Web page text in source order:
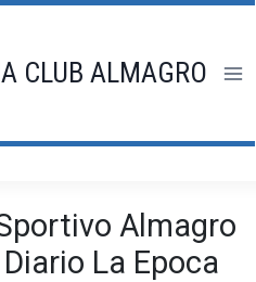
CLUB ALMAGRO
Almagro
La Epoca